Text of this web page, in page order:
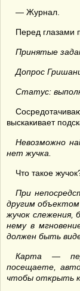
— Журнал.
Перед глазами
Принятые
Допрос
Статус:
выскакивает
Невозможно
нет жучка.
Что такое
При
другим
жучок слежения,
нему в
должен быть
Карта —
посещаете,
чтобы открыть